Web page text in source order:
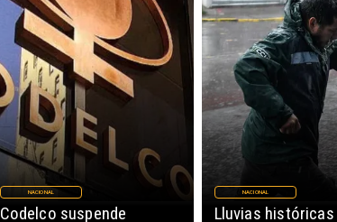
Codelco suspende
NACIONAL
Lluvias históricas
NACIONAL